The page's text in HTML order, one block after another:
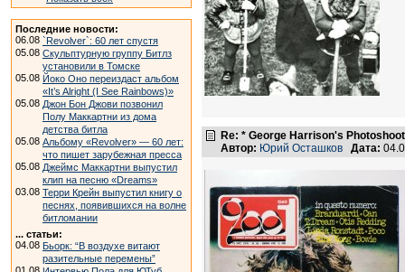
Последние новости:
06.08 `Revolver`: 60 лет спустя
05.08 Скульптурную группу Битлз
установили в Томске
05.08 Йоко Оно переиздаст альбом
«It’s Alright (I See Rainbows)»
05.08 Джон Бон Джови позвонил
Полу Маккартни из дома
детства битла
05.08 Альбому «Revolver» — 60 лет:
что пишет зарубежная пресса
05.08 Джеймс Маккартни выпустил
клип на песню «Dreams»
03.08 Терри Крейн выпустил книгу о
песнях, появившихся на волне
битломании
... статьи:
04.08 Бьорк: “В воздухе витают
разительные перемены”
Re: * George Harrison's
Автор: Юрий Осташков Дата: